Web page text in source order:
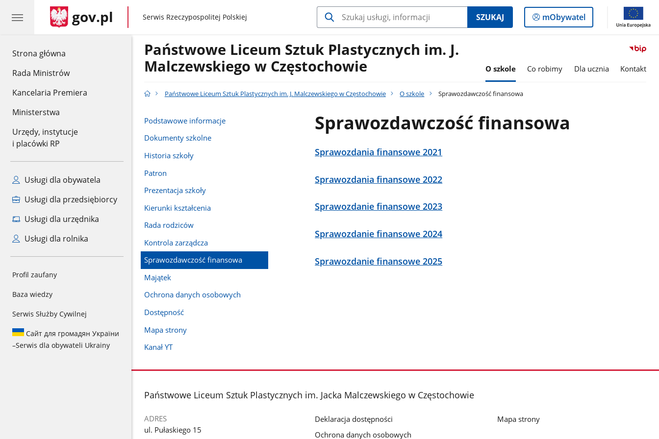
Strona główna
Rada Ministrów
Kancelaria Premiera
Ministerstwa
Urzędy, instytucje
i placówki RP
Usługi dla obywatela
Usługi dla przedsiębiorcy
Usługi dla urzędnika
Usługi dla rolnika
Profil zaufany
Baza wiedzy
Serwis Służby Cywilnej
Сайт для громадян України
–Serwis dla obywateli Ukrainy
gov.pl gov.pl
Serwis Rzeczypospolitej Polskiej SZUKAJ
Logowanie
do
mObywatel
Państwowe Liceum Sztuk Plastycznych im. J.
Malczewskiego w Częstochowie
O szkole Co robimy Dla ucznia Kontakt
Państwowe Liceum Sztuk Plastycznych im. J. Malczewskiego w Częstochowie O szkole Sprawozdawczość finansowa
Podstawowe informacje
Dokumenty szkolne
Historia szkoły
Patron
Prezentacja szkoły
Kierunki kształcenia
Rada rodziców
Kontrola zarządcza
Sprawozdawczość finansowa
Majątek
Ochrona danych osobowych
Dostępność
Mapa strony
Kanał YT
Sprawozdawczość finansowa
Sprawozdania finansowe 2021
Sprawozdania finansowe 2022
Sprawozdanie finansowe 2023
Sprawozdanie finansowe 2024
Sprawozdanie finansowe 2025
stopka
Państwowe Liceum Sztuk Plastycznych im. Jacka Malczewskiego w Częstochowie
ADRES
ul. Pułaskiego 15
Deklaracja dostępności
Ochrona danych osobowych
Mapa strony